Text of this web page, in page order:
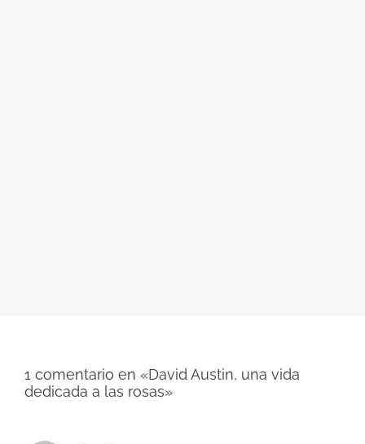
1 comentario en «David Austin, una vida
dedicada a las rosas»